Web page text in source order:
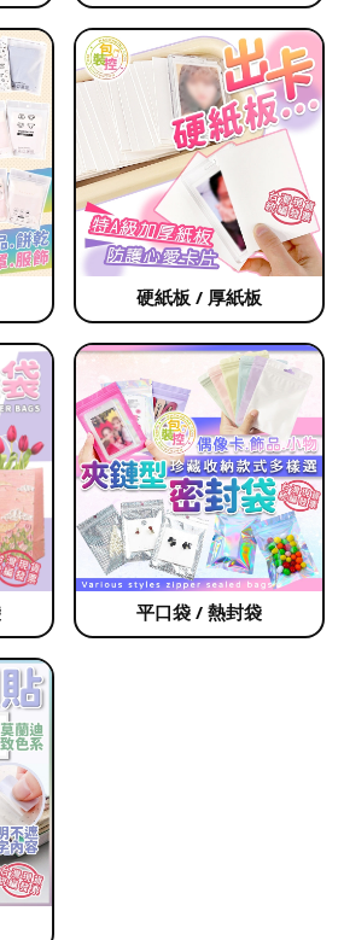
硬紙板 / 厚紙板
平口袋 / 熱封袋